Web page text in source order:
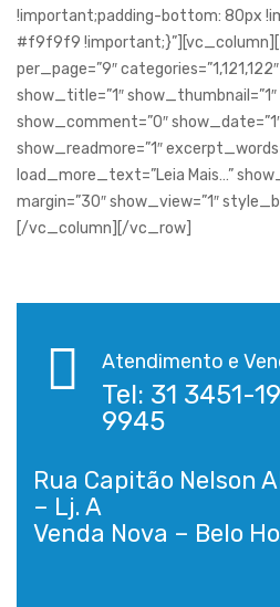
!important;padding-bottom: 80px
#f9f9f9
per_page=”9″
show_title=”1″
show_comment=”0″
show_readmore=”1″
load_more_text=”Leia Mais…”
margin=”30″ show_view=”1″
[/vc_column][/vc_row]
a mente e o corpo ativos
Atendimento e
Tel: 31 3451-
9945
Rua Capitão Nelson
– Lj. A